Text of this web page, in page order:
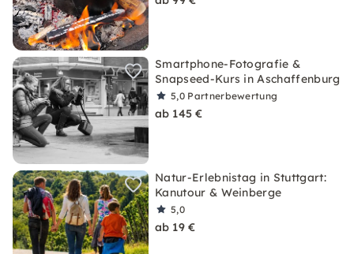
Smartphone-Fotografie &
Snapseed-Kurs in Aschaffenburg
5,0 Partnerbewertung
ab 145 €
Natur-Erlebnistag in Stuttgart:
Kanutour & Weinberge
5,0
ab 19 €